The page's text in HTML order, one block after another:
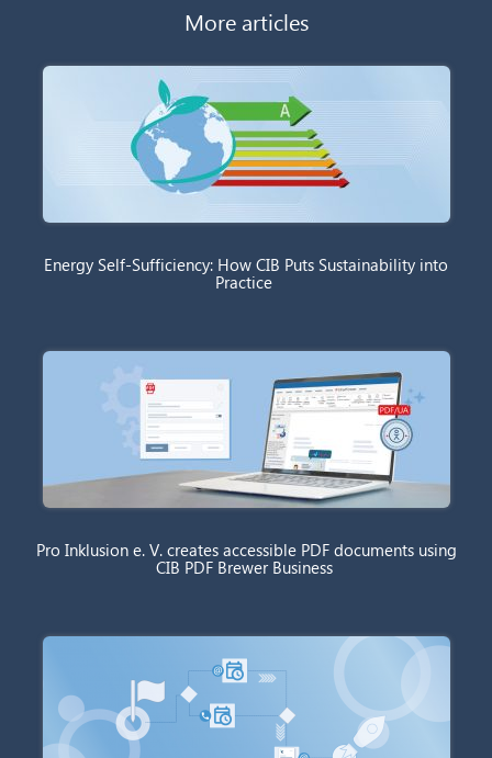
More articles
Energy Self-Sufficiency: How CIB Puts Sustainability into
Practice
Pro Inklusion e. V. creates accessible PDF documents using
CIB PDF Brewer Business